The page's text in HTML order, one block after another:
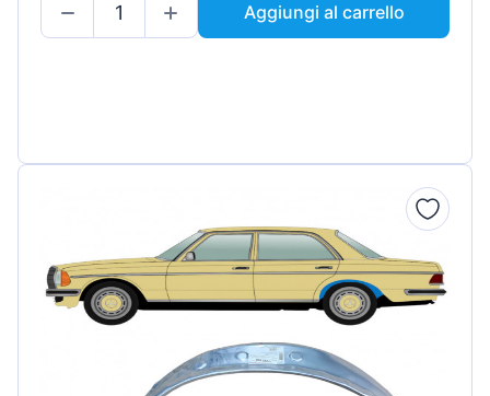
Aggiungi al carrello